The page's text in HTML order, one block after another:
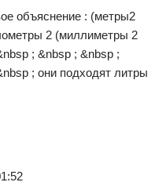
объяснение : (метры2
2 (миллиметры 2
; &nbsp ; &nbsp ;
; они подходят литры